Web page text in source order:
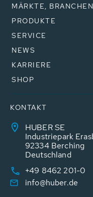
MÄRKTE, BRANCHEN
PRODUKTE
SERVICE
NEWS
KARRIERE
SHOP
KONTAKT
HUBER SE
Industriepark
92334 Berching
Deutschland
+49 8462 201-0
info@huber.de